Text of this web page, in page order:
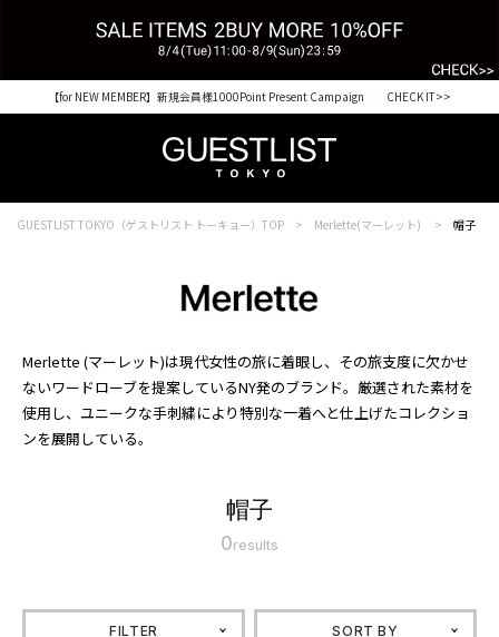
Shopping from outside Japan? Visit our Global Site here. >>
【for NEW MEMBER】新規会員様1000Point Present Campaign CHECK IT>>
GUESTLIST TOKYO（ゲストリスト トーキョー）TOP Merlette(マーレット) 帽子
Merlette (マーレット)は現代女性の旅に着眼し、その旅支度に欠かせ
ないワードローブを提案しているNY発のブランド。厳選された素材を
使用し、ユニークな手刺繍により特別な一着へと仕上げたコレクショ
ンを展開している。
帽子
0results
FILTER SORT BY